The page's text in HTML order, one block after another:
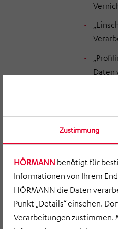
Zustimmung
HÖRMANN benötigt für
Informationen von Ihrem
HÖRMANN die Daten
Punkt „Details“ einsehen.
Verarbeitungen zustimmen.
Daten
dieser